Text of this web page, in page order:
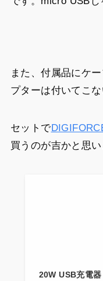
また、付属品にケ
プターは付いてこな
セットで
買うのが吉かと思い
20W USB充電